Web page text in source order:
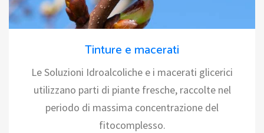
Tinture e macerati
Le Soluzioni Idroalcoliche e i macerati glicerici
utilizzano parti di piante fresche, raccolte nel
periodo di massima concentrazione del
fitocomplesso.